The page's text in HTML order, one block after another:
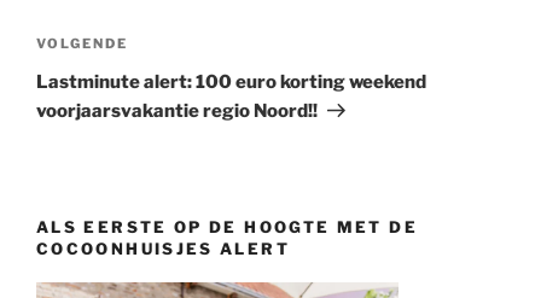
Volgend
bericht
VOLGENDE
Lastminute alert: 100 euro korting weekend
voorjaarsvakantie regio Noord!!
ALS EERSTE OP DE HOOGTE MET DE
COCOONHUISJES ALERT